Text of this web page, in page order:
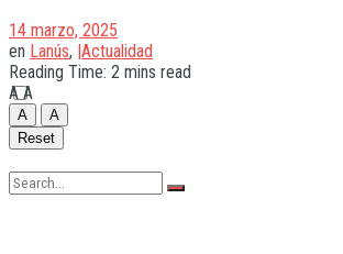
14 marzo, 2025
en Lanús, |Actualidad
Reading Time: 2 mins read
A A
A
A
Reset